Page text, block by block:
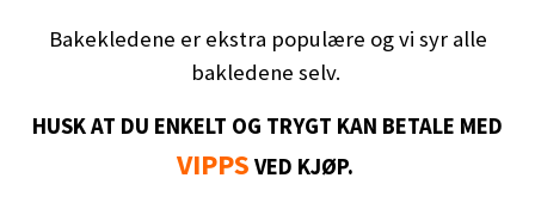
Bakekledene er ekstra populære og vi syr alle
bakledene selv.
HUSK AT DU ENKELT OG TRYGT KAN BETALE MED
VIPPS VED KJØP.